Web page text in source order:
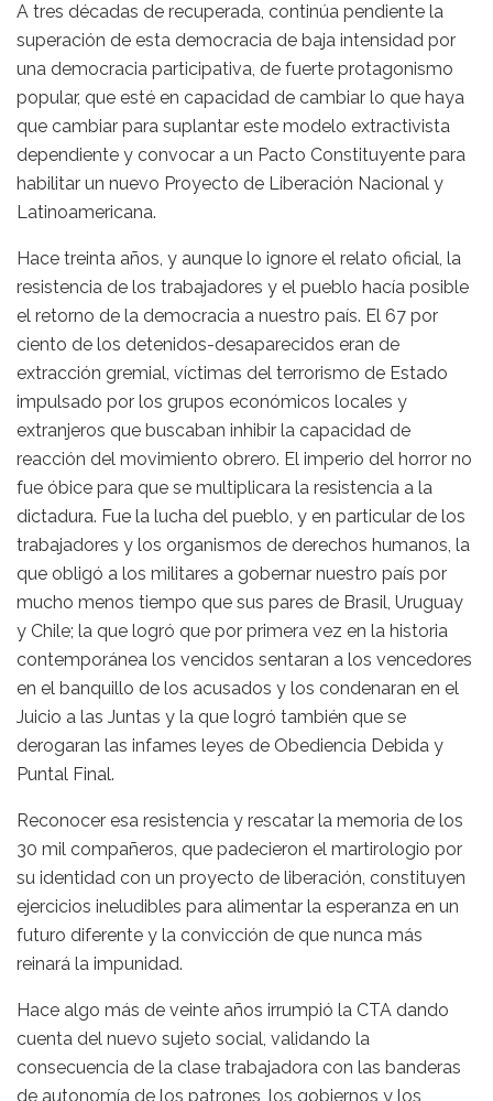
A tres décadas de recuperada, continúa pendiente la
superación de esta democracia de baja intensidad por
una democracia participativa, de fuerte protagonismo
popular, que esté en capacidad de cambiar lo que haya
que cambiar para suplantar este modelo extractivista
dependiente y convocar a un Pacto Constituyente para
habilitar un nuevo Proyecto de Liberación Nacional y
Latinoamericana.
Hace treinta años, y aunque lo ignore el relato oficial, la
resistencia de los trabajadores y el pueblo hacía posible
el retorno de la democracia a nuestro país. El 67 por
ciento de los detenidos-desaparecidos eran de
extracción gremial, víctimas del terrorismo de Estado
impulsado por los grupos económicos locales y
extranjeros que buscaban inhibir la capacidad de
reacción del movimiento obrero. El imperio del horror no
fue óbice para que se multiplicara la resistencia a la
dictadura. Fue la lucha del pueblo, y en particular de los
trabajadores y los organismos de derechos humanos, la
que obligó a los militares a gobernar nuestro país por
mucho menos tiempo que sus pares de Brasil, Uruguay
y Chile; la que logró que por primera vez en la historia
contemporánea los vencidos sentaran a los vencedores
en el banquillo de los acusados y los condenaran en el
Juicio a las Juntas y la que logró también que se
derogaran las infames leyes de Obediencia Debida y
Puntal Final.
Reconocer esa resistencia y rescatar la memoria de los
30 mil compañeros, que padecieron el martirologio por
su identidad con un proyecto de liberación, constituyen
ejercicios ineludibles para alimentar la esperanza en un
futuro diferente y la convicción de que nunca más
reinará la impunidad.
Hace algo más de veinte años irrumpió la CTA dando
cuenta del nuevo sujeto social, validando la
consecuencia de la clase trabajadora con las banderas
de autonomía de los patrones, los gobiernos y los